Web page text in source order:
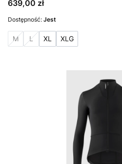
Cena
639,00 zł
Dostępność: Jest
M L XL XLG